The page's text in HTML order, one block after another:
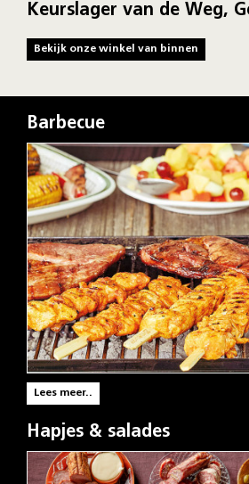
Keurslager van de Weg,
Bekijk onze winkel van binnen
Barbecue
Lees meer..
Hapjes & salades